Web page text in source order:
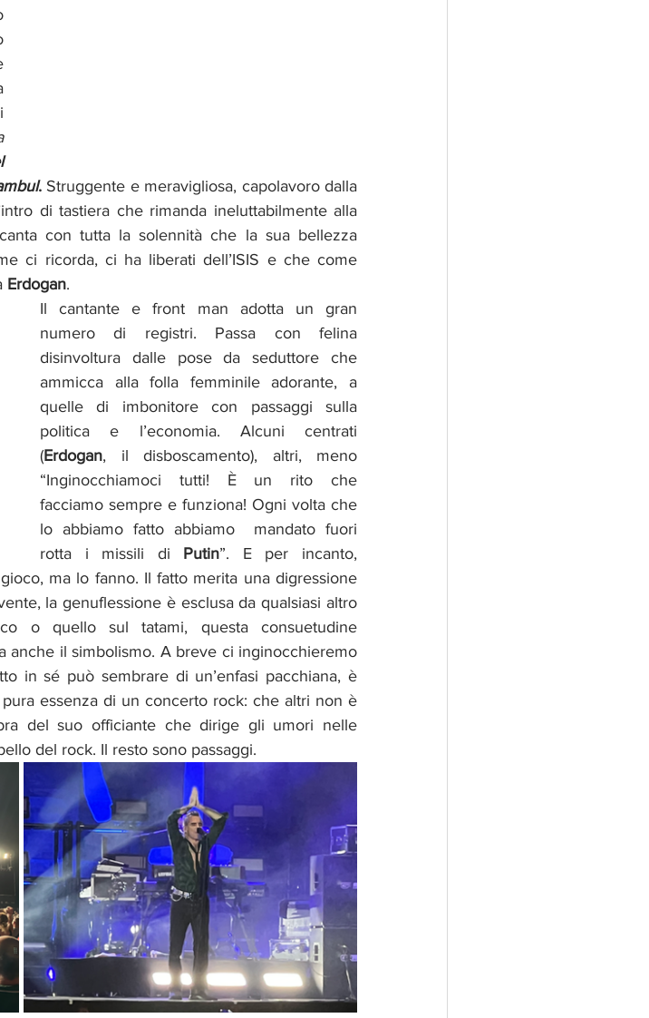
. Struggente e meravigliosa, capolavoro dalla
con tutta la solennità che la sua bellezza
ci ricorda, ci ha liberati dell’ISIS e che come
Erdogan.
Il cantante e front man adotta un gran
numero di registri. Passa con felina
disinvoltura dalle pose da seduttore che
ammicca alla folla femminile adorante, a
quelle di imbonitore con passaggi sulla
politica e l’economia. Alcuni centrati
(Erdogan, il disboscamento), altri, meno
“Inginocchiamoci tutti! È un rito che
facciamo sempre e funziona! Ogni volta che
lo abbiamo fatto abbiamo  mandato fuori
rotta i missili di Putin”. E per incanto,
ma lo fanno. Il fatto merita una digressione
la genuflessione è esclusa da qualsiasi altro
o quello sul tatami, questa consuetudine
anche il simbolismo. A breve ci inginocchieremo
in sé può sembrare di un’enfasi pacchiana, è
essenza di un concerto rock: che altri non è
del suo officiante che dirige gli umori nelle
del rock. Il resto sono passaggi.